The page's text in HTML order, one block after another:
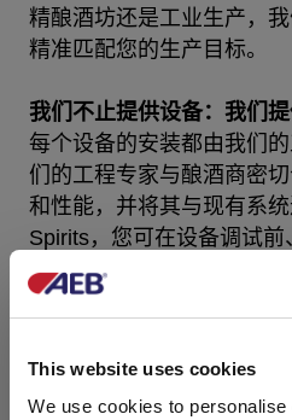
This website uses cookies
We use cookies to
精酿酒坊还是工业生产，
精准匹配您的生产目标。
我们 不止提供设备：我们
每个设备的安装都由我们
们的工程专家与酿酒商密
和性能，并将其与现有系统
Spirits，您可在设备调试前
束后长期
系